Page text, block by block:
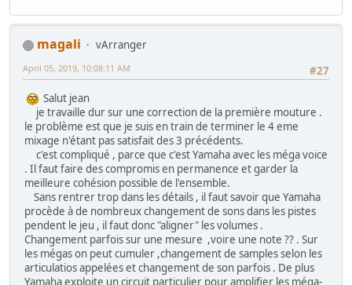
magali
vArranger
#27
April 05, 2019, 10:08:11 AM
Salut jean
je travaille dur sur une correction de la première mouture .
le problème est que je suis en train de terminer le 4 eme
mixage n'étant pas satisfait des 3 précédents.
c'est compliqué , parce que c'est Yamaha avec les méga voice
. Il faut faire des compromis en permanence et garder la
meilleure cohésion possible de l'ensemble.
Sans rentrer trop dans les détails , il faut savoir que Yamaha
procède à de nombreux changement de sons dans les pistes
pendent le jeu , il faut donc "aligner" les volumes .
Changement parfois sur une mesure ,voire une note ?? . Sur
les mégas on peut cumuler ,changement de samples selon les
articulatios appelées et changement de son parfois . De plus
Yamaha exploite un circuit particulier pour amplifier les méga-